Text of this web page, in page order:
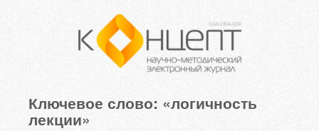
Ключевое слово: «логичность
лекции»